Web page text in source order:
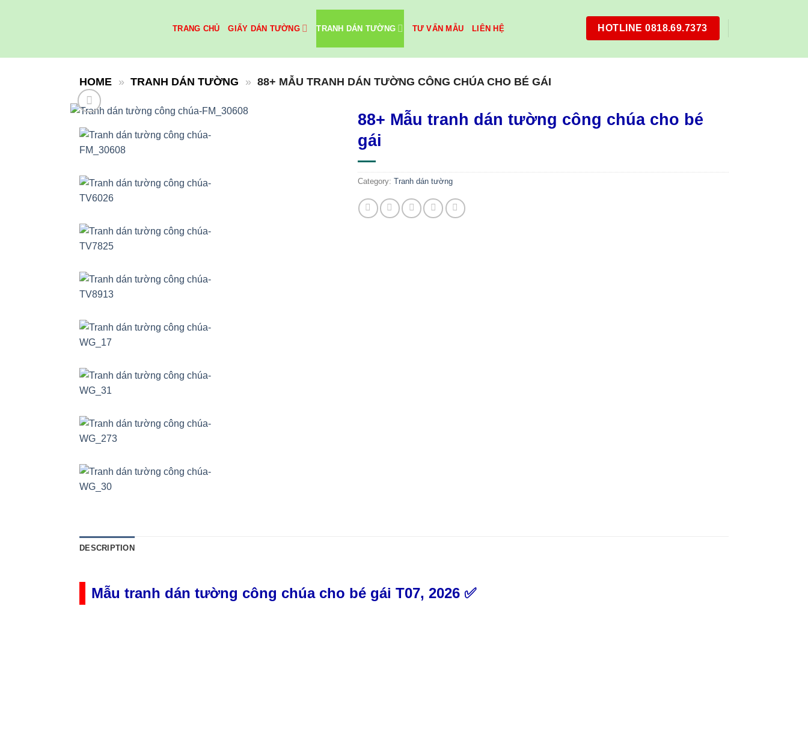
TRANG CHỦ GIẤY DÁN TƯỜNG TRANH DÁN TƯỜNG TƯ VẤN MẪU LIÊN HỆ HOTLINE 0818.69.7373
HOME » TRANH DÁN TƯỜNG » 88+ MẪU TRANH DÁN TƯỜNG CÔNG CHÚA CHO BÉ GÁI
88+ Mẫu tranh dán tường công chúa cho bé
gái
Category: Tranh dán tường
DESCRIPTION
Mẫu tranh dán tường công chúa cho bé gái T07, 2026 ✅